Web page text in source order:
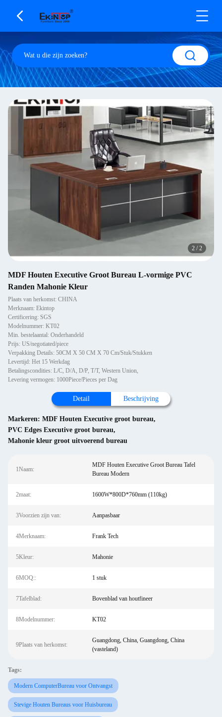
2 /2
MDF Houten Executive Groot Bureau L-vormige PVC
Randen Mahonie Kleur
Plaats van herkomst: CHINA
Merknaam: Ekintop
Certificering: SGS
Modelnummer: KT02
Min. bestelaantal: Onderhandeld
Prijs: US/negotiated/piece
Verpakking Details: 50CM X 50 CM X 70 Cm/Stuk/Stukken
Levertijd: Het 15 Werkdag
Betalingscondities: L/C, D/A, D/P, T/T, Western Union,
Levering vermogen: 1000Piece/Pieces per Dag
Detail Beschrijving
Markeren: MDF Houten Executive groot bureau,
PVC Edges Executive groot bureau,
Mahonie kleur groot uitvoerend bureau
1Naam:
MDF Houten Executive Groot Bureau Tafel
Bureau Modern
2maat: 1600W*800D*760mm (110kg)
3Voorzien zijn van: Aanpasbaar
4Merknaam: Frank Tech
5Kleur: Mahonie
6MOQ:: 1 stuk
7Tafelblad: Bovenblad van houtfineer
8Modelnummer: KT02
9Plaats van herkomst:
Guangdong, China, Guangdong, China
(vasteland)
Tags:
Modern ComputerBureau voor Ontvangst
Stevige Houten Bureaus voor Huisbureau